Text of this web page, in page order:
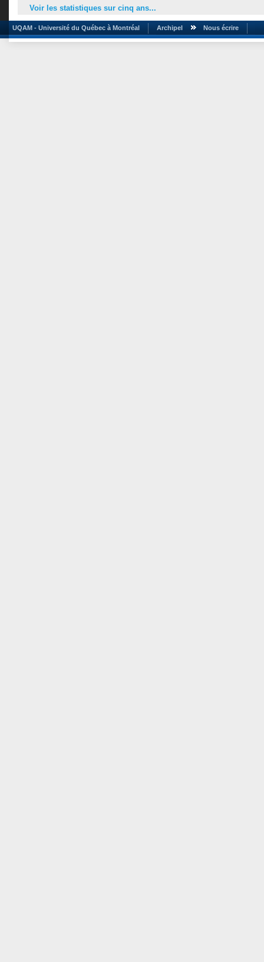
Voir les statistiques sur cinq ans...
UQAM - Université du Québec à Montréal Archipel Nous écrire